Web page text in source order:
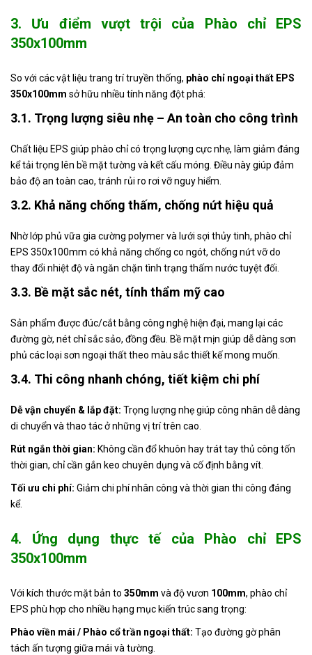
3. Ưu điểm vượt trội của Phào chỉ EPS
350x100mm
So với các vật liệu trang trí truyền thống, phào chỉ ngoại thất EPS
350x100mm sở hữu nhiều tính năng đột phá:
3.1. Trọng lượng siêu nhẹ – An toàn cho công trình
Chất liệu EPS giúp phào chỉ có trọng lượng cực nhẹ, làm giảm đáng
kể tải trọng lên bề mặt tường và kết cấu móng. Điều này giúp đảm
bảo độ an toàn cao, tránh rủi ro rơi vỡ nguy hiểm.
3.2. Khả năng chống thấm, chống nứt hiệu quả
Nhờ lớp phủ vữa gia cường polymer và lưới sợi thủy tinh, phào chỉ
EPS 350x100mm có khả năng chống co ngót, chống nứt vỡ do
thay đổi nhiệt độ và ngăn chặn tình trạng thấm nước tuyệt đối.
3.3. Bề mặt sắc nét, tính thẩm mỹ cao
Sản phẩm được đúc/cắt bằng công nghệ hiện đại, mang lại các
đường gờ, nét chỉ sắc sảo, đồng đều. Bề mặt mịn giúp dễ dàng sơn
phủ các loại sơn ngoại thất theo màu sắc thiết kế mong muốn.
3.4. Thi công nhanh chóng, tiết kiệm chi phí
Dễ vận chuyển & lắp đặt: Trọng lượng nhẹ giúp công nhân dễ dàng
di chuyển và thao tác ở những vị trí trên cao.
Rút ngắn thời gian: Không cần đổ khuôn hay trát tay thủ công tốn
thời gian, chỉ cần gắn keo chuyên dụng và cố định bằng vít.
Tối ưu chi phí: Giảm chi phí nhân công và thời gian thi công đáng
kể.
4. Ứng dụng thực tế của Phào chỉ EPS
350x100mm
Với kích thước mặt bản to 350mm và độ vươn 100mm, phào chỉ
EPS phù hợp cho nhiều hạng mục kiến trúc sang trọng:
Phào viền mái / Phào cổ trần ngoại thất: Tạo đường gờ phân
tách ấn tượng giữa mái và tường.